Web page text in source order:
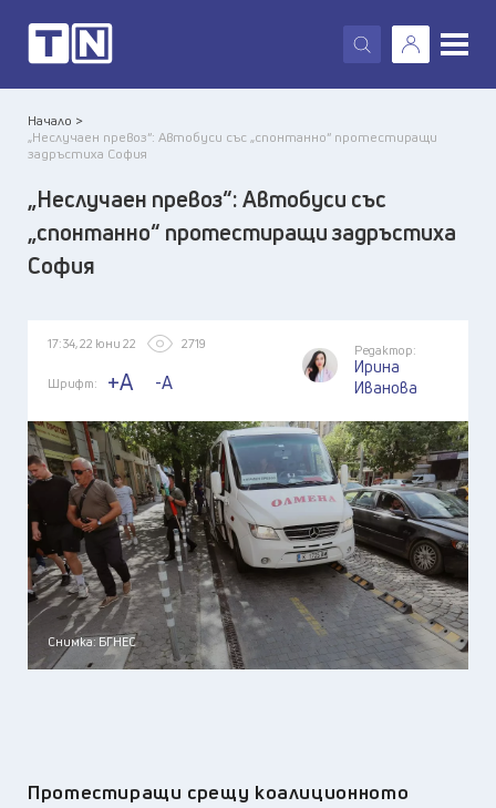
X
Начало >
„Неслучаен превоз“: Автобуси със „спонтанно“ протестиращи
задръстиха София
„Неслучаен превоз“: Автобуси със
„спонтанно“ протестиращи задръстиха
София
17:34, 22 юни 22 2719
Шрифт: +A -A
Редактор:
Ирина
Иванова
Снимка: БГНЕС
Протестиращи срещу коалиционното